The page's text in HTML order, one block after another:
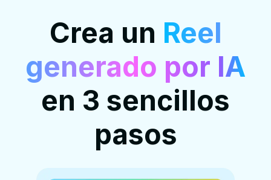
Crea un Reel
generado por IA
en 3 sencillos
pasos